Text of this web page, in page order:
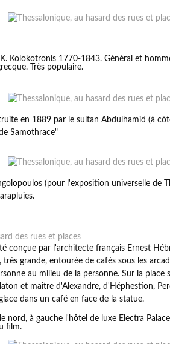
Kolokotronis 1770-1843. Général et
Très populaire.
en 1889 par le sultan Abdulhamid (à
Samothrace"
(pour l'exposition universelle de
conçue par l'architecte français Ernest
très grande, entourée de cafés sous les
au milieu de la personne. Sur la place
et maître d'Alexandre, d'Héphestion,
dans un café en face de la statue.
nord, à gauche l'hôtel de luxe Electra
film.